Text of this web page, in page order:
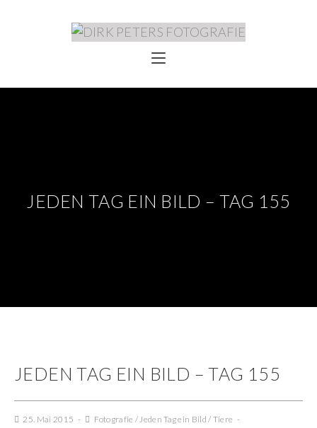
JEDEN TAG EIN BILD – TAG 155
JEDEN TAG EIN BILD – TAG 155
25. Mai 2015 Fotografie /Jeden Tag ein Bild / Tiere